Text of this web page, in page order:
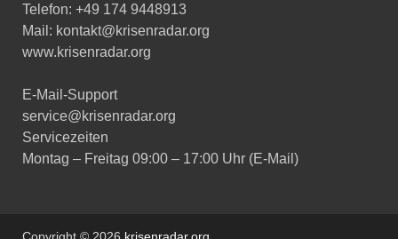
Telefon: +49 174 9448913
Mail: kontakt@krisenradar.org
www.krisenradar.org
E-Mail-Support
service@krisenradar.org
Servicezeiten
Montag – Freitag 09:00 – 17:00 Uhr (E-Mail)
Copyright © 2026 krisenradar.org